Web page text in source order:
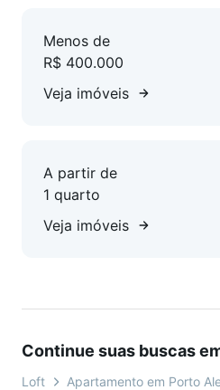
Menos de
R$ 400.000
Veja imóveis
A partir de
1 quarto
Veja imóveis
Continue suas buscas
Loft Apartamento em Porto